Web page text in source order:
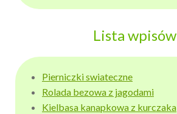
Lista wpisów
Pierniczki swiateczne
Rolada bezowa z jagodami
Kielbasa kanapkowa z kurczaka